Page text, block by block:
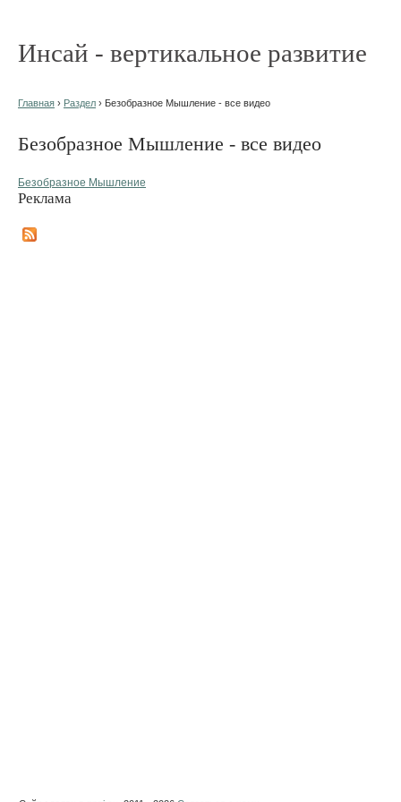
Инсай - вертикальное развитие
Главная › Раздел › Безобразное Мышление - все видео
Безобразное Мышление - все видео
Безобразное Мышление
Реклама